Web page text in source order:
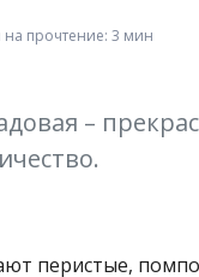
прочтение: 3 мин
–
перистые,